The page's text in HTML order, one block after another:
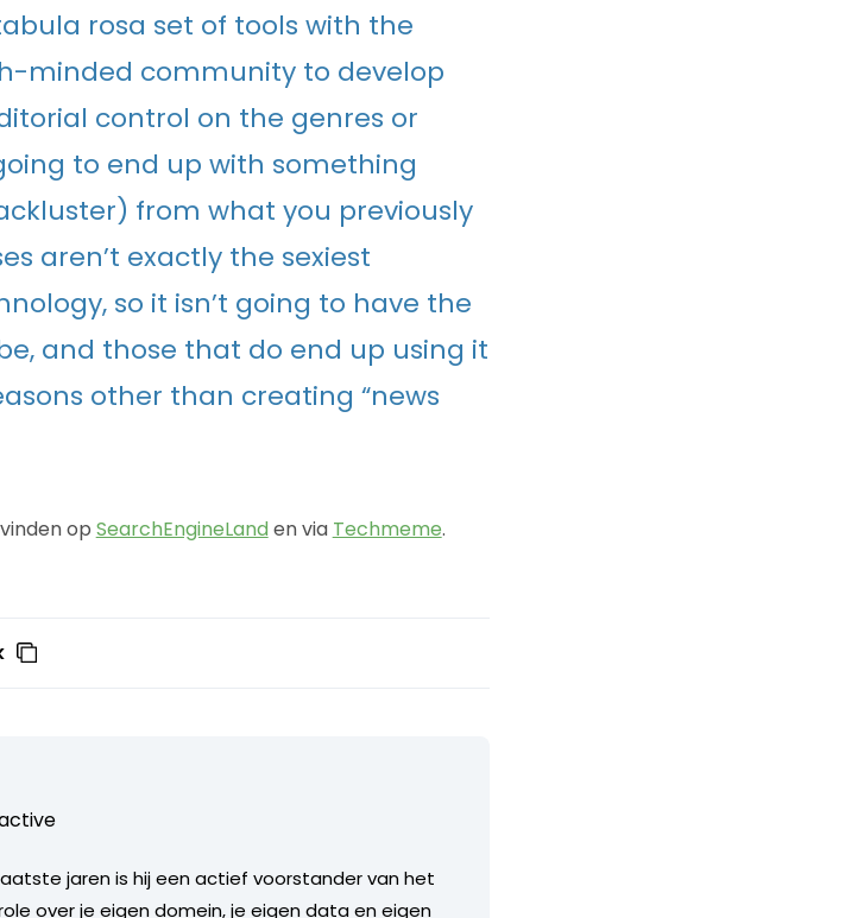
rosa set of tools with the
minded community to develop
control on the genres or
to end up with something
from what you previously
aren’t exactly the sexiest
so it isn’t going to have the
and those that do end up using it
other than creating “news
op SearchEngineLand en via Techmeme.
jaren is hij een actief voorstander van het
over je eigen domein, je eigen data en eigen